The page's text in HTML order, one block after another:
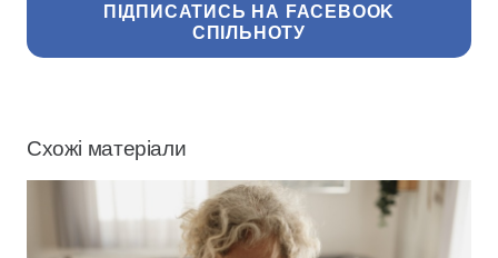
ПІДПИСАТИСЬ НА FACEBOOK
СПІЛЬНОТУ
Схожі матеріали